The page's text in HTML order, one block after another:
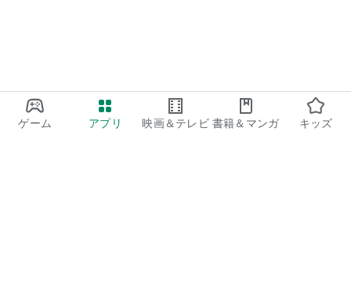
ゲーム アプリ 映画＆テレビ 書籍＆マンガ キッズ
Andoroid6.0以上
※おんくれはなるべく最新バージョンでご利用ください